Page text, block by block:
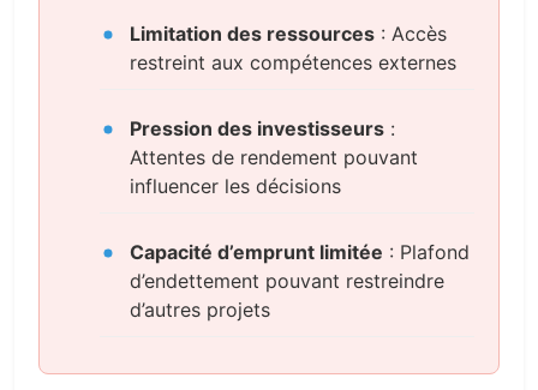
Limitation des ressources : Accès
restreint aux compétences externes
Pression des investisseurs :
Attentes de rendement pouvant
influencer les décisions
Capacité d’emprunt limitée : Plafond
d’endettement pouvant restreindre
d’autres projets